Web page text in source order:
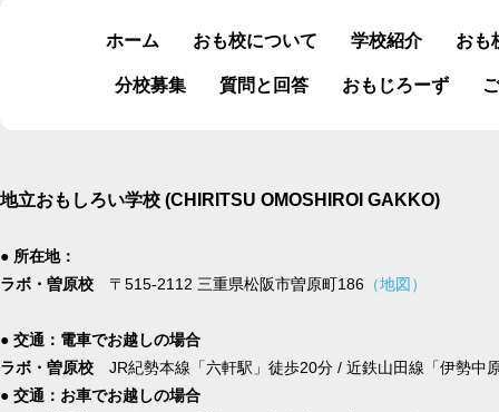
ホーム おも校について 学校紹介 おも
分校募集 質問と回答 おもじろーず
地立おもしろい学校 (CHIRITSU OMOSHIROI GAKKO)
● 所在地：
ラボ・曽原校 〒515-2112 三重県松阪市曽原町186 （地図）
● 交通：電車でお越しの場合
ラボ・曽原校 JR紀勢本線「六軒駅」徒歩20分 / 近鉄山田線「伊勢中
● 交通：お車でお越しの場合